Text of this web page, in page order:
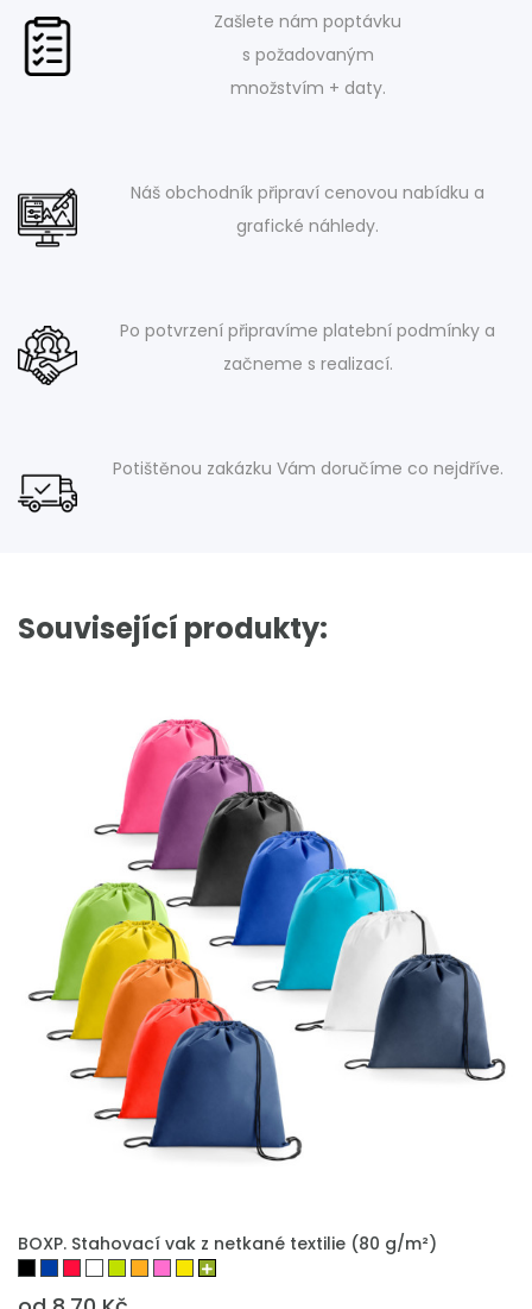
Zašlete nám poptávku
s požadovaným
množstvím + daty.
Náš obchodník připraví cenovou nabídku a
grafické náhledy.
Po potvrzení připravíme platební podmínky a
začneme s realizací.
Potištěnou zakázku Vám doručíme co nejdříve.
Související produkty:
PŘIDAT DO POPTÁVKY
BOXP. Stahovací vak z netkané textilie (80 g/m²)